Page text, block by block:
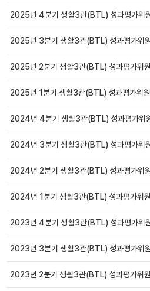
일반
2025년 4분기 생활3관(BTL) 성과평가위
일반
2025년 3분기 생활3관(BTL) 성과평가위
일반
2025년 2분기 생활3관(BTL) 성과평가위
일반
2025년 1분기 생활3관(BTL) 성과평가위원
일반
2024년 4분기 생활3관(BTL) 성과평가위
일반
2024년 3분기 생활3관(BTL) 성과평가위
일반
2024년 2분기 생활3관(BTL) 성과평가위
일반
2024년 1분기 생활3관(BTL) 성과평가위
일반
2023년 4분기 생활3관(BTL) 성과평가위
일반
2023년 3분기 생활3관(BTL) 성과평가위
일반
2023년 2분기 생활3관(BTL) 성과평가위